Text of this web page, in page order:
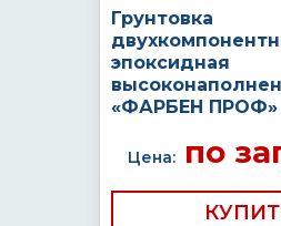
Грунтовка
эпоксидная
«ФАРБЕН ПРОФ»
Цена:по